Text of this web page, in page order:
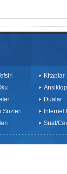
Sözleri
Kitaplar
Dualar
İnternet
Sual/